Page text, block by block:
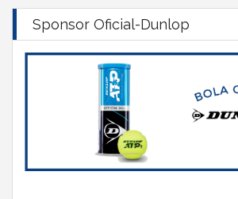
Sponsor Oficial-Dunlop